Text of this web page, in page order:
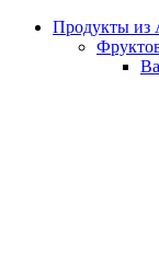
Продукты из